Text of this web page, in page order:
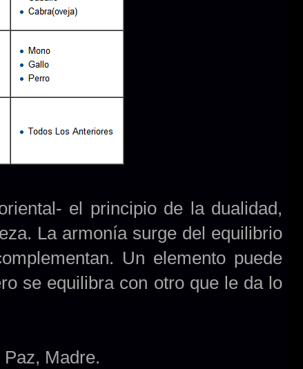
el principio de la dualidad,
La armonía surge del equilibrio
Un elemento puede
se equilibra con otro que le da lo
Madre.